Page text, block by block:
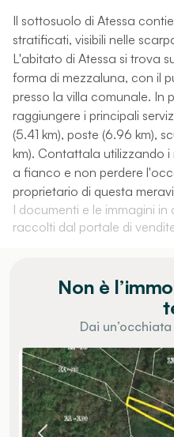
Il sottosuolo di Atessa
stratificati, visibili nelle
L'abitato di Atessa si trova
forma di mezzaluna, con il
presso la villa comunale. In
raggiungere i principali
(5.41 km), poste (6.96 km),
km). Contattala utilizzando
a fianco e non perdere
proprietario di questa
I documenti e le immagini
raccolti dal portale di
Non è
Dai